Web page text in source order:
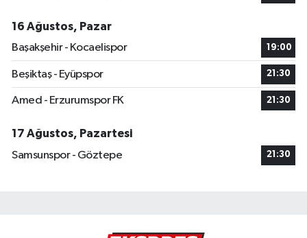
16 Ağustos, Pazar
Başakşehir - Kocaelispor
19:00
Beşiktaş - Eyüpspor 21:30
Amed - Erzurumspor FK 21:30
17 Ağustos, Pazartesi
Samsunspor - Göztepe
21:30